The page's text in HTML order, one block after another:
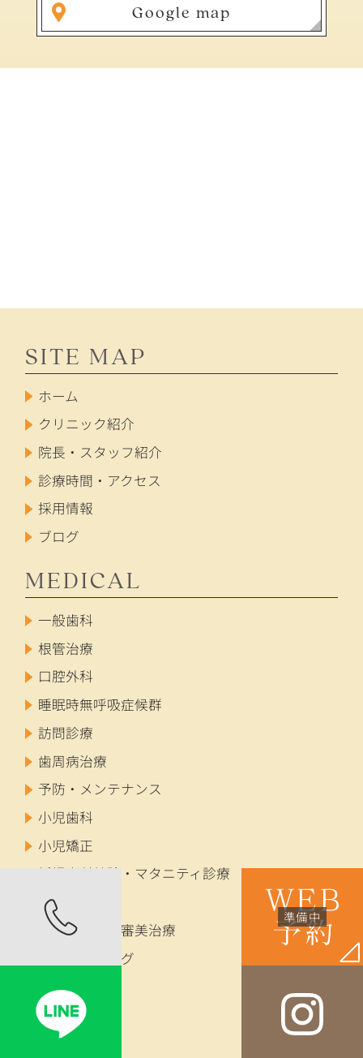
Google map
SITE MAP
ホーム
クリニック紹介
院長・スタッフ紹介
診療時間・アクセス
採用情報
ブログ
MEDICAL
一般歯科
根管治療
口腔外科
睡眠時無呼吸症候群
訪問診療
歯周病治療
予防・メンテナンス
小児歯科
小児矯正
妊婦歯科健診・マタニティ診療
成人矯正
セラミック・審美治療
ホワイトニング
インプラント
入れ歯